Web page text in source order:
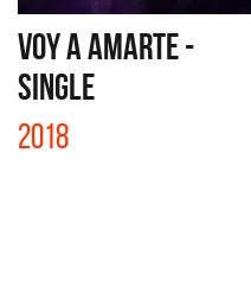
VOY A AMARTE -
SINGLE
2018